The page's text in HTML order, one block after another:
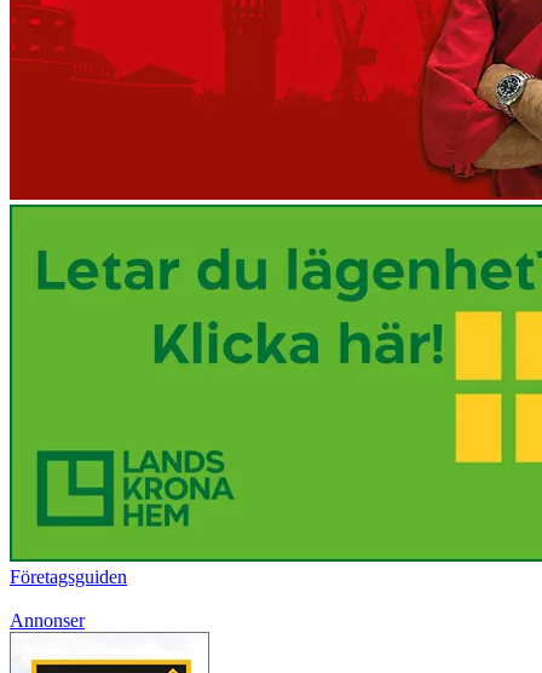
Företagsguiden
Annonser